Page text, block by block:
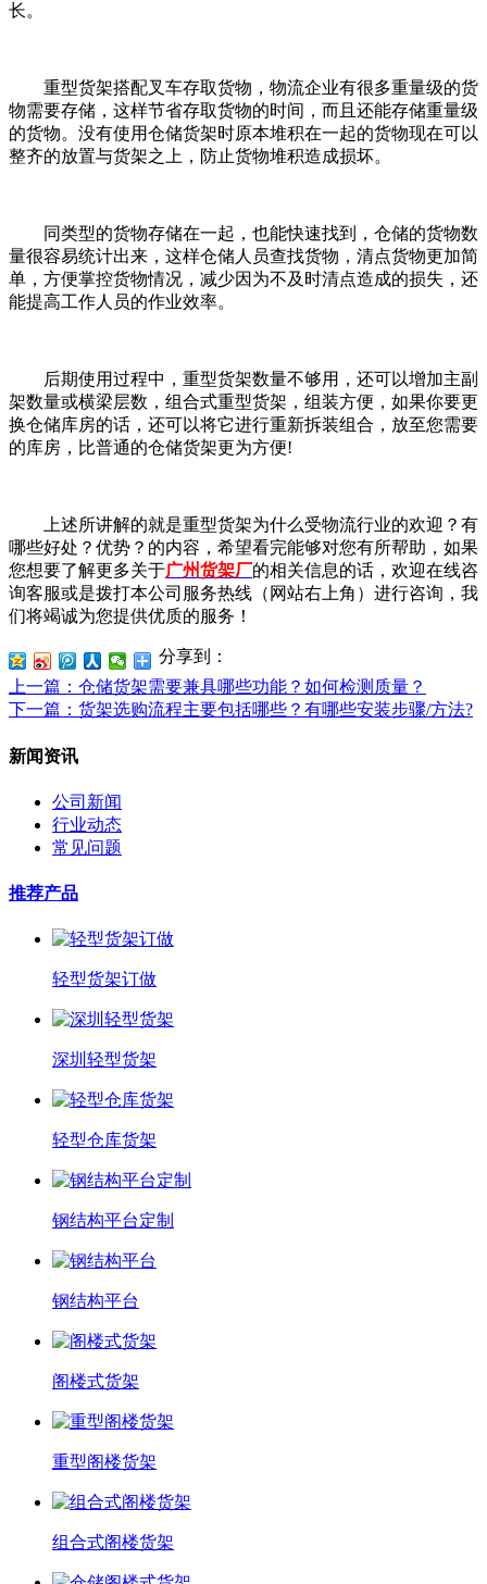
长。
重型货架搭配叉车存取货物，物流企业有很多重量级的货
物需要存储，这样节省存取货物的时间，而且还能存储重量级
的货物。没有使用仓储货架时原本堆积在一起的货物现在可以
整齐的放置与货架之上，防止货物堆积造成损坏。
同类型的货物存储在一起，也能快速找到，仓储的货物数
量很容易统计出来，这样仓储人员查找货物，清点货物更加简
单，方便掌控货物情况，减少因为不及时清点造成的损失，还
能提高工作人员的作业效率。
后期使用过程中，重型货架数量不够用，还可以增加主副
架数量或横梁层数，组合式重型货架，组装方便，如果你要更
换仓储库房的话，还可以将它进行重新拆装组合，放至您需要
的库房，比普通的仓储货架更为方便!
上述所讲解的就是重型货架为什么受物流行业的欢迎？有
哪些好处？优势？的内容，希望看完能够对您有所帮助，如果
您想要了解更多关于广州货架厂的相关信息的话，欢迎在线咨
询客服或是拨打本公司服务热线（网站右上角）进行咨询，我
们将竭诚为您提供优质的服务！
分享到：
上一篇 ：仓储货架需要兼具哪些功能？如何检测质量？
下一篇 ：货架选购流程主要包括哪些？有哪些安装步骤/方法?
新闻资讯
公司新闻
行业动态
常见问题
推荐产品
轻型货架订做
深圳轻型货架
轻型仓库货架
钢结构平台定制
钢结构平台
阁楼式货架
重型阁楼货架
组合式阁楼货架